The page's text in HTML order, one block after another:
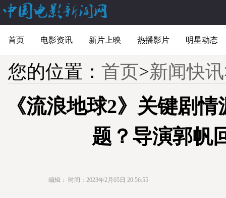
首页 电影资讯 新片上映 热播影片 明星动态
您的位置： 首页>新闻快讯
《流浪地球2》关键剧
题？导演郭帆
编辑： 时间：2023年2月05日 20:56:55